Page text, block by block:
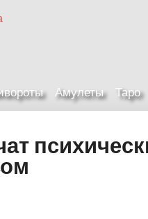
Амулеты Таро